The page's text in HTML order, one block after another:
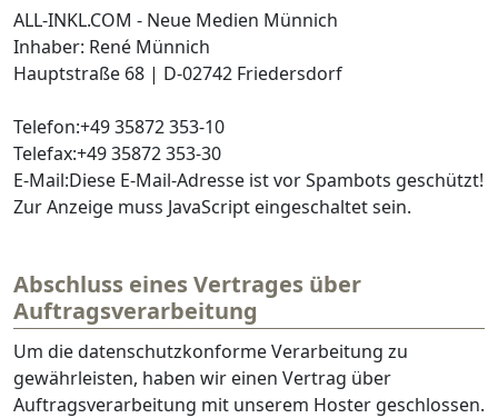
ALL-INKL.COM - Neue Medien Münnich
Inhaber: René Münnich
Hauptstraße 68 | D-02742 Friedersdorf
Telefon:+49 35872 353-10
Telefax:+49 35872 353-30
E-Mail:Diese E-Mail-Adresse ist vor Spambots geschützt!
Zur Anzeige muss JavaScript eingeschaltet sein.
Abschluss eines Vertrages über
Auftragsverarbeitung
Um die datenschutzkonforme Verarbeitung zu
gewährleisten, haben wir einen Vertrag über
Auftragsverarbeitung mit unserem Hoster geschlossen.